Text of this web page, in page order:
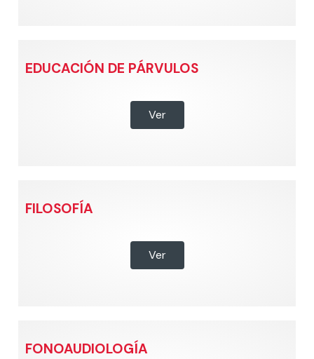
EDUCACIÓN DE PÁRVULOS
Ver
FILOSOFÍA
Ver
FONOAUDIOLOGÍA